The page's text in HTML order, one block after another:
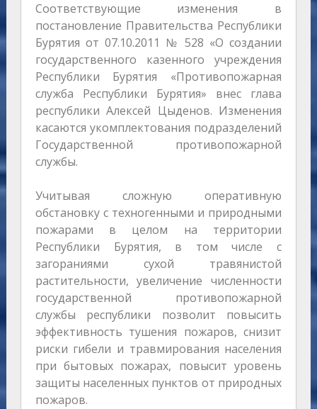
Соответствующие изменения в
постановление Правительства Республики
Бурятия от 07.10.2011 № 528 «О создании
государственного казенного учреждения
Республики Бурятия «Противопожарная
служба Республики Бурятия» внес глава
республики Алексей Цыденов. Изменения
касаются укомплектования подразделений
Государственной противопожарной
службы.
Учитывая сложную оперативную
обстановку с техногенными и природными
пожарами в целом на территории
Республики Бурятия, в том числе с
загораниями сухой травянистой
растительности, увеличение численности
государственной противопожарной
службы республики позволит повысить
эффективность тушения пожаров, снизит
риски гибели и травмирования населения
при бытовых пожарах, повысит уровень
защиты населенных пунктов от природных
пожаров.